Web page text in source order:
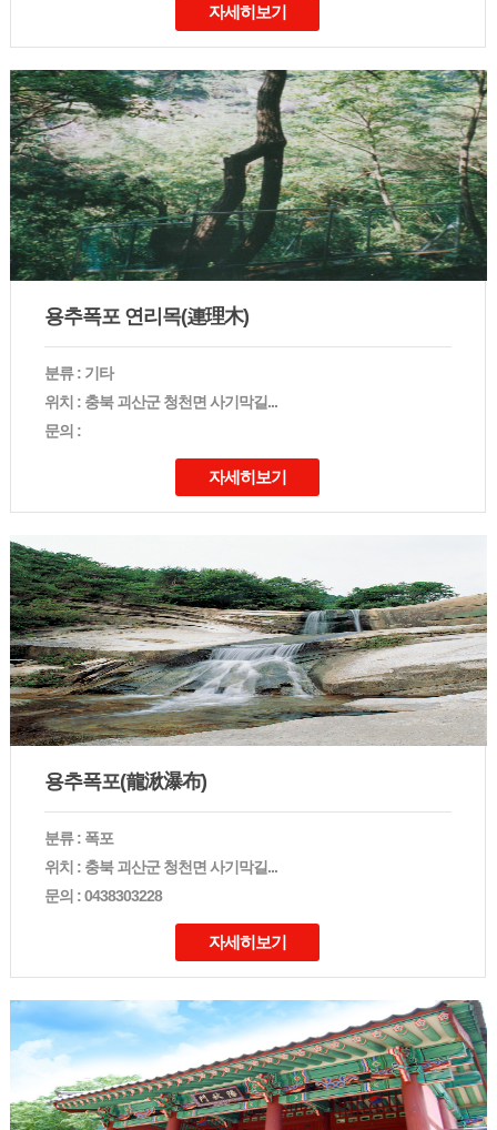
자세히보기
용추폭포 연리목(連理木)
분류 : 기타
위치 : 충북 괴산군 청천면 사기막길...
문의 :
자세히보기
용추폭포(龍湫瀑布)
분류 : 폭포
위치 : 충북 괴산군 청천면 사기막길...
문의 : 0438303228
자세히보기